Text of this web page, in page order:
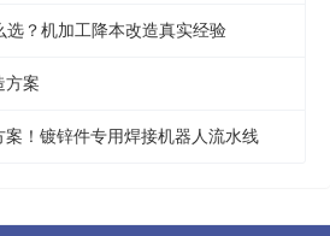
选？机加工降本改造真实经验
方案
！镀锌件专用焊接机器人流水线